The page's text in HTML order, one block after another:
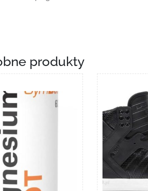
produkty